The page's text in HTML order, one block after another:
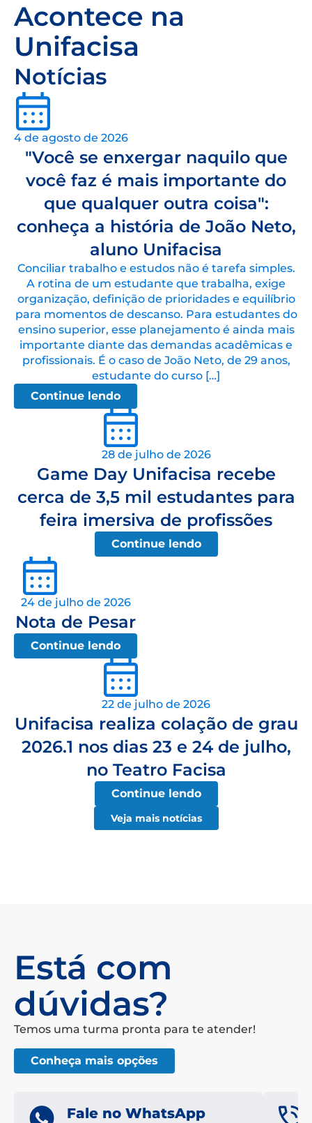
Acontece na
Unifacisa
Notícias
4 de agosto de 2026
"Você se enxergar naquilo que
você faz é mais importante do
que qualquer outra coisa":
conheça a história de João Neto,
aluno Unifacisa
Conciliar trabalho e estudos não é tarefa simples.
A rotina de um estudante que trabalha, exige
organização, definição de prioridades e equilíbrio
para momentos de descanso. Para estudantes do
ensino superior, esse planejamento é ainda mais
importante diante das demandas acadêmicas e
profissionais. É o caso de João Neto, de 29 anos,
estudante do curso […]
Continue lendo
28 de julho de 2026
Game Day Unifacisa recebe
cerca de 3,5 mil estudantes para
feira imersiva de profissões
Continue lendo
24 de julho de 2026
Nota de Pesar
Continue lendo
22 de julho de 2026
Unifacisa realiza colação de grau
2026.1 nos dias 23 e 24 de julho,
no Teatro Facisa
Continue lendo
Veja mais notícias
Está com
dúvidas?
Temos uma turma pronta para te atender!
Conheça mais opções
Fale no WhatsApp